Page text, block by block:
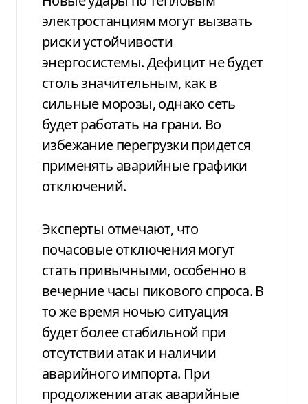
электростанциям могут вызвать
риски устойчивости
энергосистемы. Дефицит не будет
столь значительным, как в
сильные морозы, однако сеть
будет работать на грани. Во
избежание перегрузки придется
применять аварийные графики
отключений.
Эксперты отмечают, что
почасовые отключения могут
стать привычными, особенно в
вечерние часы пикового спроса. В
то же время ночью ситуация
будет более стабильной при
отсутствии атак и наличии
аварийного импорта. При
продолжении атак аварийные